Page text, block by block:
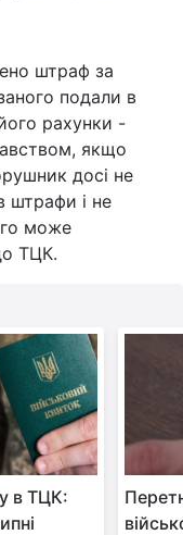
штраф за
подали в
рахунки -
якщо
досі не
штрафи і не
може
ТЦК.
в ТЦК: